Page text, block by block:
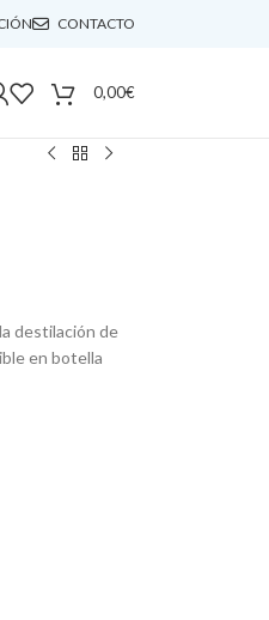
CONTACTO
0,00€
destilación de
en botella